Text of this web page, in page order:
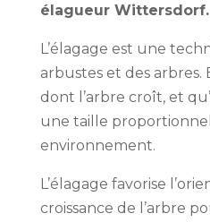
élagueur Wittersdorf.
L’élagage est une
arbustes et des
dont l’arbre croît, et
une taille
environnement.
L’élagage favorise
croissance de l’arbre